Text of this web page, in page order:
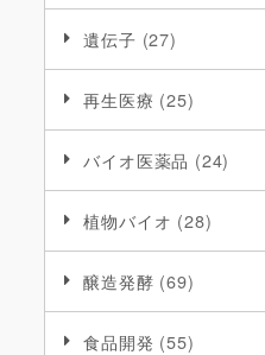
遺伝子 (27)
再生医療 (25)
バイオ医薬品 (24)
植物バイオ (28)
醸造発酵 (69)
食品開発 (55)